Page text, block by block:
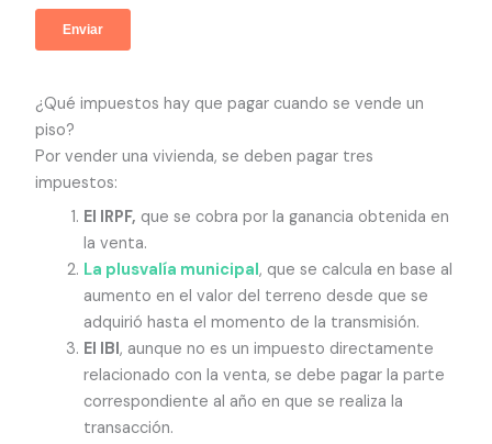
¿Qué impuestos hay que pagar cuando se vende un
piso?
Por vender una vivienda, se deben pagar tres
impuestos:
El IRPF, que se cobra por la ganancia obtenida en
la venta.
La plusvalía municipal, que se calcula en base al
aumento en el valor del terreno desde que se
adquirió hasta el momento de la transmisión.
El IBI, aunque no es un impuesto directamente
relacionado con la venta, se debe pagar la parte
correspondiente al año en que se realiza la
transacción.